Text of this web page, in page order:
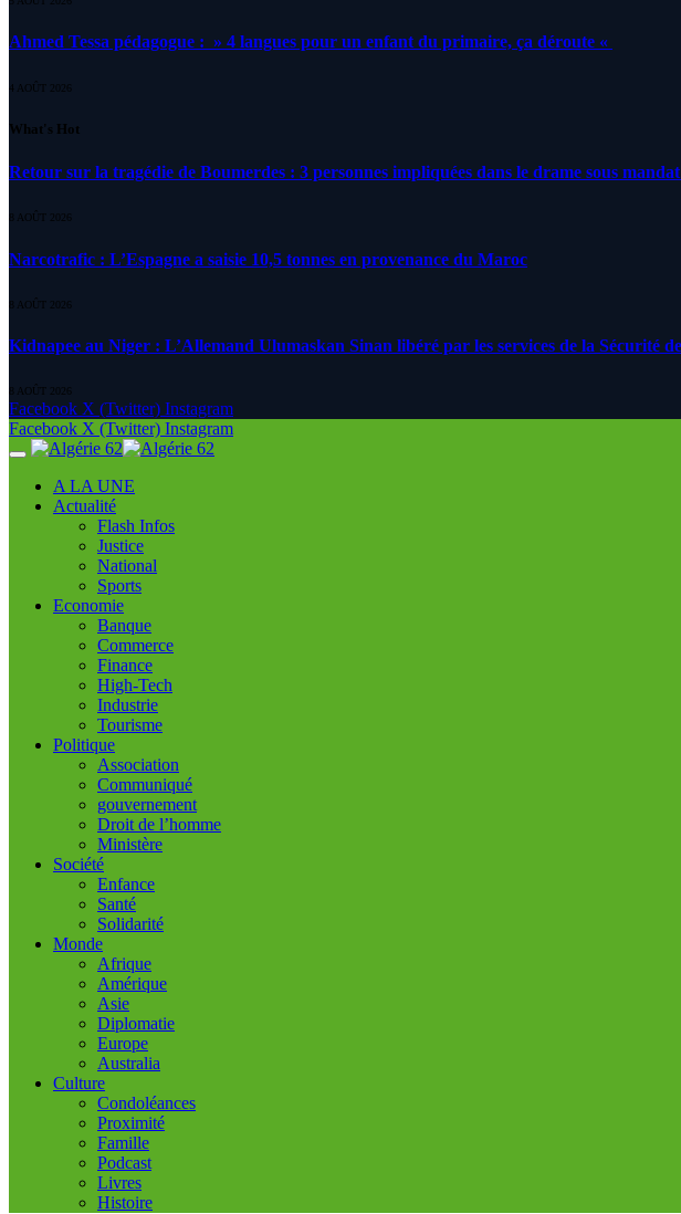
Ahmed Tessa pédagogue : » 4 langues pour un enfant du primaire, ça déroute «
4 AOÛT 2026
What's Hot
Retour sur la tragédie de Boumerdes : 3 personnes impliquées dans le drame sous
8 AOÛT 2026
Narcotrafic : L’Espagne a saisie 10,5 tonnes en provenance du Maroc
8 AOÛT 2026
Kidnapee au Niger : L’Allemand Ulumaskan Sinan libéré par les services de la Sécurité
8 AOÛT 2026
Facebook X (Twitter) Instagram
Facebook X (Twitter) Instagram
A LA UNE
Actualité
Flash Infos
Justice
National
Sports
Economie
Banque
Commerce
Finance
High-Tech
Industrie
Tourisme
Politique
Association
Communiqué
gouvernement
Droit de l’homme
Ministère
Société
Enfance
Santé
Solidarité
Monde
Afrique
Amérique
Asie
Diplomatie
Europe
Australia
Culture
Condoléances
Proximité
Famille
Podcast
Livres
Histoire